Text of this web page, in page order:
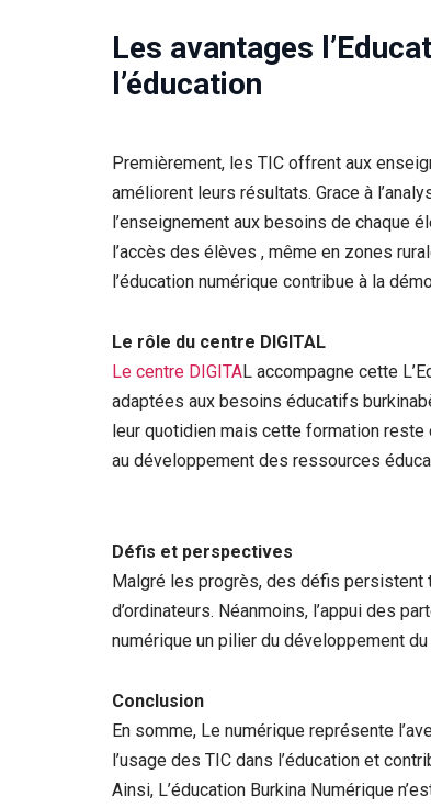
Les avantages
l’éducation
Premièrement, les TIC offrent aux
améliorent leurs résultats. Grace à
l’enseignement aux besoins de chaque
l’accès des élèves , même en zones
l’éducation numérique contribue à la
Le rôle du centre DIGITAL
Le centre DIGITAL accompagne cette
adaptées aux besoins éducatifs
leur quotidien mais cette formation reste
au développement des ressources
Défis et perspectives
Malgré les progrès, des défis persistent
d’ordinateurs. Néanmoins, l’appui des
numérique un pilier du développement du
Conclusion
En somme, Le numérique représente
l’usage des TIC dans l’éducation et
Ainsi, L’éducation Burkina Numérique